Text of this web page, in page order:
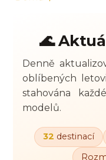
navigace
🌊
Denně
oblíbených
stahována
modelů.
32 destinací
21,7 °C